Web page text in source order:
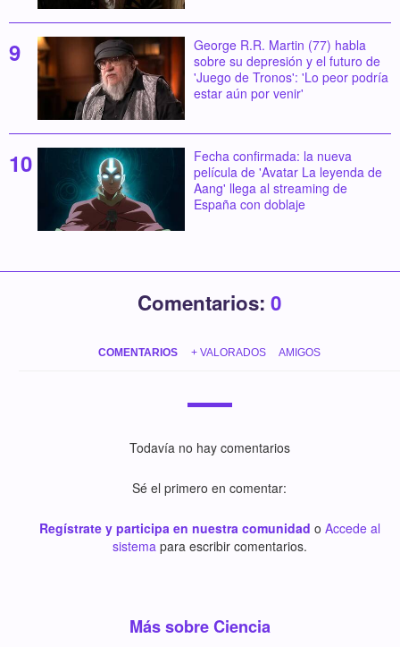
George R.R. Martin (77) habla
sobre su depresión y el futuro de
'Juego de Tronos': 'Lo peor podría
estar aún por venir'
Fecha confirmada: la nueva
película de 'Avatar La leyenda de
Aang' llega al streaming de
España con doblaje
Comentarios: 0
COMENTARIOS + VALORADOS AMIGOS
Todavía no hay comentarios
Sé el primero en comentar:
Regístrate y participa en nuestra comunidad o Accede al
sistemapara escribir comentarios.
Más sobre Ciencia